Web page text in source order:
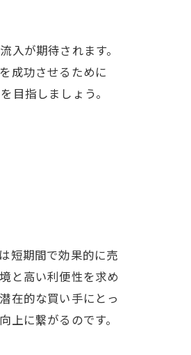
が期待されます。
成功させるために
目指しましょう。
短期間で効果的に売
と高い利便性を求め
在的な買い手にとっ
に繋がるのです。